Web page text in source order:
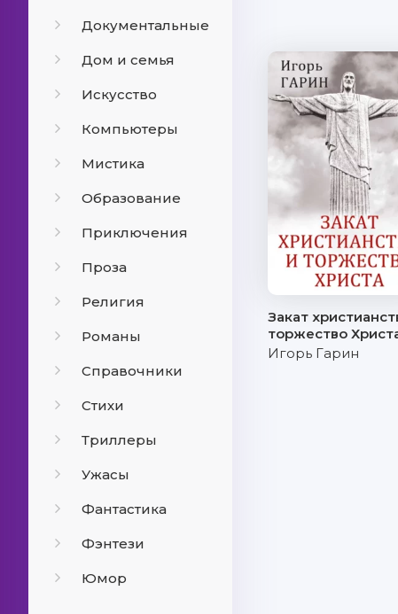
Документальные
Дом и семья
Искусство
Компьютеры
Мистика
Образование
Приключения
Проза
Религия
Романы
Справочники
Стихи
Триллеры
Ужасы
Фантастика
Фэнтези
Юмор
Закат
торжество
Игорь Гарин